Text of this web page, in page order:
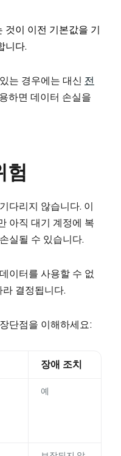
것이 이전 기본값을 기
니다.
는 경우에는 대신 전
하면 데이터 손실을
험
다리지 않습니다. 이
아직 대기 계정에 복
실될 수 있습니다.
이터를 사용할 수 없
결정됩니다.
단점을 이해하세요:
장애 조치
예